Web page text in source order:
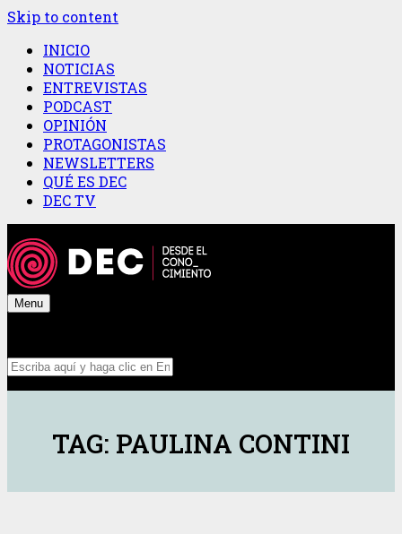
Skip to content
INICIO
NOTICIAS
ENTREVISTAS
PODCAST
OPINIÓN
PROTAGONISTAS
NEWSLETTERS
QUÉ ES DEC
DEC TV
Menu
TAG: PAULINA CONTINI